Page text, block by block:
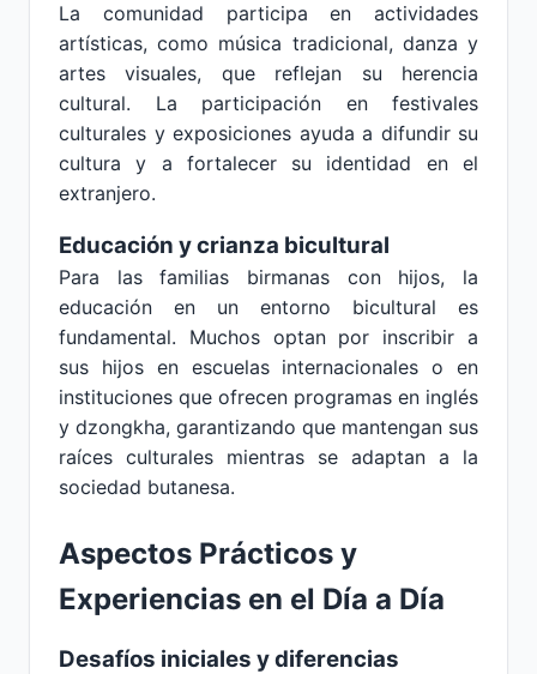
La comunidad participa en actividades
artísticas, como música tradicional, danza y
artes visuales, que reflejan su herencia
cultural. La participación en festivales
culturales y exposiciones ayuda a difundir su
cultura y a fortalecer su identidad en el
extranjero.
Educación y crianza bicultural
Para las familias birmanas con hijos, la
educación en un entorno bicultural es
fundamental. Muchos optan por inscribir a
sus hijos en escuelas internacionales o en
instituciones que ofrecen programas en inglés
y dzongkha, garantizando que mantengan sus
raíces culturales mientras se adaptan a la
sociedad butanesa.
Aspectos Prácticos y
Experiencias en el Día a Día
Desafíos iniciales y diferencias